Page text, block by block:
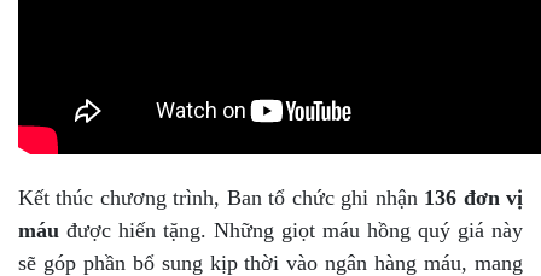
Kết thúc chương trình, Ban tổ chức ghi nhận 136 đơn vị
máu được hiến tặng. Những giọt máu hồng quý giá này
sẽ góp phần bổ sung kịp thời vào ngân hàng máu, mang